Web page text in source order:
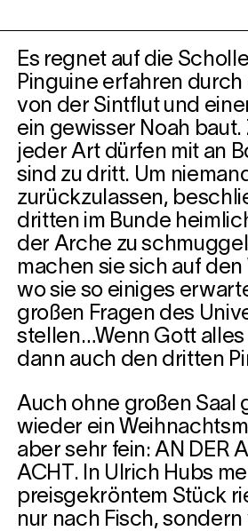
Es regnet auf die
Pinguine erfahren durch
von der Sintflut und
ein gewisser Noah baut.
jeder Art dürfen mit an
sind zu dritt. Um
zurückzulassen,
dritten im Bunde
der Arche zu
machen sie sich auf den
wo sie so einiges
großen Fragen des
stellen…Wenn Gott alles
dann auch den dritten
Auch ohne großen Saal
wieder ein
aber sehr fein: AN DER
ACHT. In Ulrich Hubs
preisgekröntem Stück
nur nach Fisch, sondern